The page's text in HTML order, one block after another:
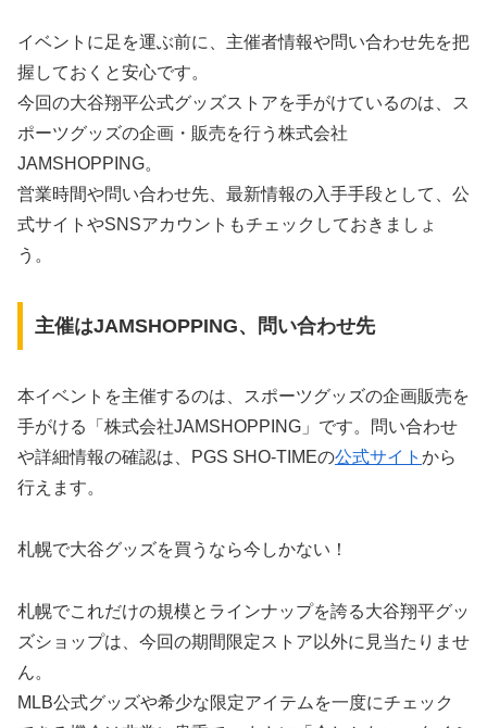
イベントに足を運ぶ前に、主催者情報や問い合わせ先を把
握しておくと安心です。
今回の大谷翔平公式グッズストアを手がけているのは、ス
ポーツグッズの企画・販売を行う株式会社
JAMSHOPPING。
営業時間や問い合わせ先、最新情報の入手手段として、公
式サイトやSNSアカウントもチェックしておきましょ
う。
主催はJAMSHOPPING、問い合わせ先
本イベントを主催するのは、スポーツグッズの企画販売を
手がける「株式会社JAMSHOPPING」です。問い合わせ
や詳細情報の確認は、PGS SHO-TIMEの公式サイト から
行えます。
札幌で大谷グッズを買うなら今しかない！
札幌でこれだけの規模とラインナップを誇る大谷翔平グッ
ズショップは、今回の期間限定ストア以外に見当たりませ
ん。
MLB公式グッズや希少な限定アイテムを一度にチェック